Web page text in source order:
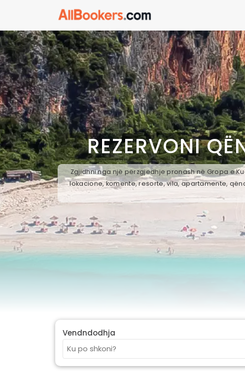
REZERVONI
Zgjidhni nga një përzgjedhje pronash në Gropa e
lokacione, komente, resorte, vila, apartamente,
Vendndodhja